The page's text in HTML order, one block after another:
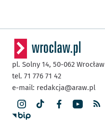
pl. Solny 14, 50-062 Wrocław
tel. 71 776 71 42
e-mail: redakcja@araw.pl